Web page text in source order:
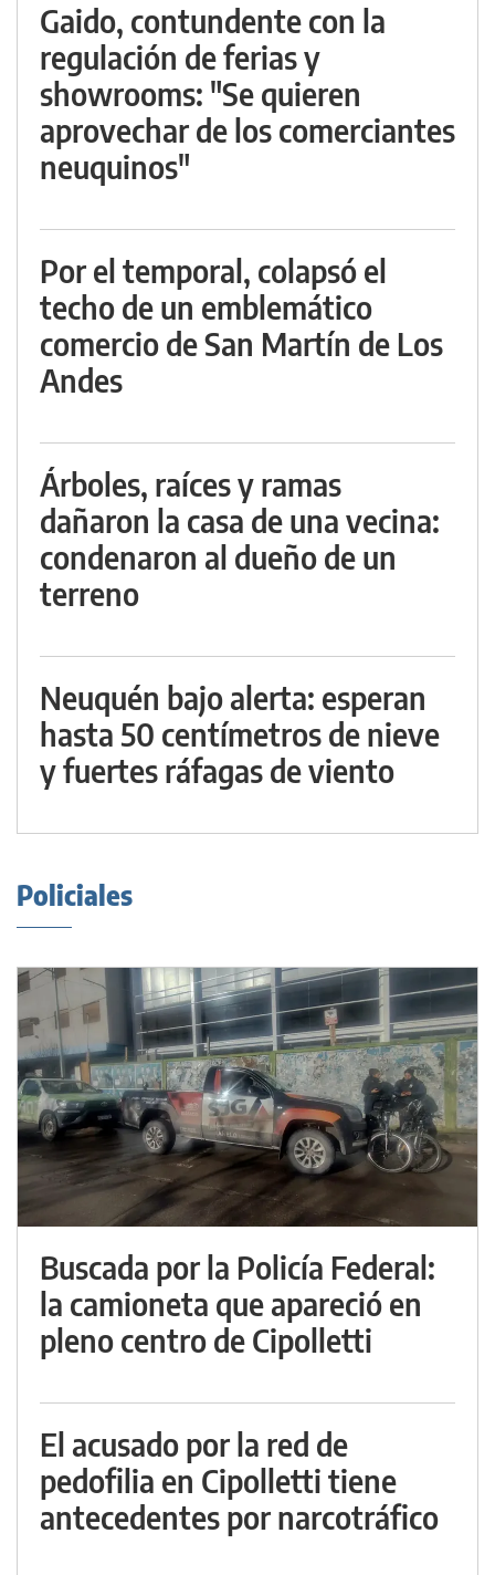
Gaido, contundente con la
regulación de ferias y
showrooms: "Se quieren
aprovechar de los comerciantes
neuquinos"
Por el temporal, colapsó el
techo de un emblemático
comercio de San Martín de Los
Andes
Árboles, raíces y ramas
dañaron la casa de una vecina:
condenaron al dueño de un
terreno
Neuquén bajo alerta: esperan
hasta 50 centímetros de nieve
y fuertes ráfagas de viento
Policiales
Buscada por la Policía Federal:
la camioneta que apareció en
pleno centro de Cipolletti
El acusado por la red de
pedofilia en Cipolletti tiene
antecedentes por narcotráfico